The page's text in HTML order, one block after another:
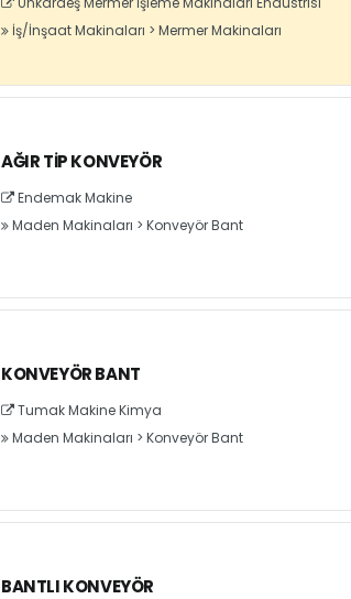
İş/İnşaat Makinaları > Mermer Makinaları
AĞIR TIP KONVEYÖR
Endemak Makine
Maden Makinaları > Konveyör Bant
KONVEYÖR BANT
Tumak Makine Kimya
Maden Makinaları > Konveyör Bant
BANTLI KONVEYÖR